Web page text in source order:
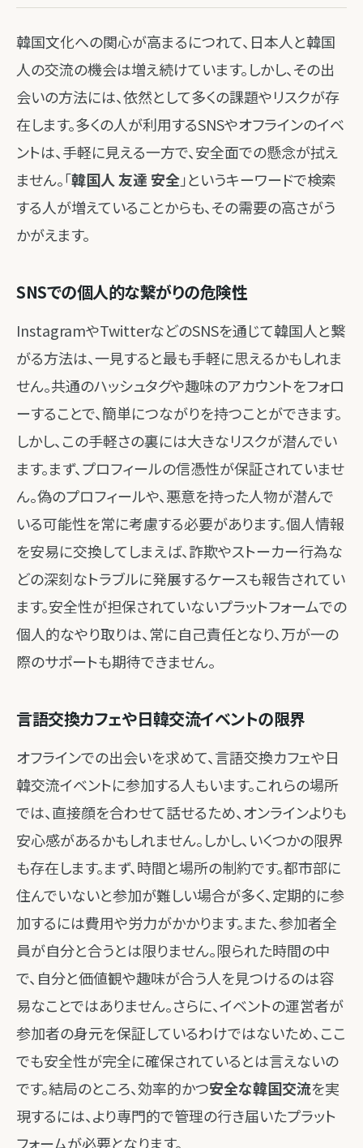
韓国文化への関心が高まるにつれて、日本人と韓国
人の交流の機会は増え続けています。しかし、その出
会いの方法には、依然として多くの課題やリスクが存
在します。多くの人が利用するSNSやオフラインのイベ
ントは、手軽に見える一方で、安全面での懸念が拭え
ません。「韓国人 友達 安全」というキーワードで検索
する人が増えていることからも、その需要の高さがう
かがえます。
SNSでの個人的な繋がりの危険性
InstagramやTwitterなどのSNSを通じて韓国人と繋
がる方法は、一見すると最も手軽に思えるかもしれま
せん。共通のハッシュタグや趣味のアカウントをフォロ
ーすることで、簡単につながりを持つことができます。
しかし、この手軽さの裏には大きなリスクが潜んでい
ます。まず、プロフィールの信憑性が保証されていませ
ん。偽のプロフィールや、悪意を持った人物が潜んで
いる可能性を常に考慮する必要があります。個人情報
を安易に交換してしまえば、詐欺やストーカー行為な
どの深刻なトラブルに発展するケースも報告されてい
ます。安全性が担保されていないプラットフォームでの
個人的なやり取りは、常に自己責任となり、万が一の
際のサポートも期待できません。
言語交換カフェや日韓交流イベントの限界
オフラインでの出会いを求めて、言語交換カフェや日
韓交流イベントに参加する人もいます。これらの場所
では、直接顔を合わせて話せるため、オンラインよりも
安心感があるかもしれません。しかし、いくつかの限界
も存在します。まず、時間と場所の制約です。都市部に
住んでいないと参加が難しい場合が多く、定期的に参
加するには費用や労力がかかります。また、参加者全
員が自分と合うとは限りません。限られた時間の中
で、自分と価値観や趣味が合う人を見つけるのは容
易なことではありません。さらに、イベントの運営者が
参加者の身元を保証しているわけではないため、ここ
でも安全性が完全に確保されているとは言えないの
です。結局のところ、効率的かつ安全な韓国交流を実
現するには、より専門的で管理の行き届いたプラット
フォームが必要となります。